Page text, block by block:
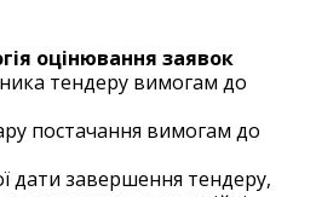
оцінювання заявок
тендеру вимогам до
постачання вимогам до
дати завершення тендеру,